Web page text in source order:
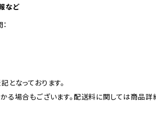
など
となっております。
る場合もございます。配送料に関しては商品詳